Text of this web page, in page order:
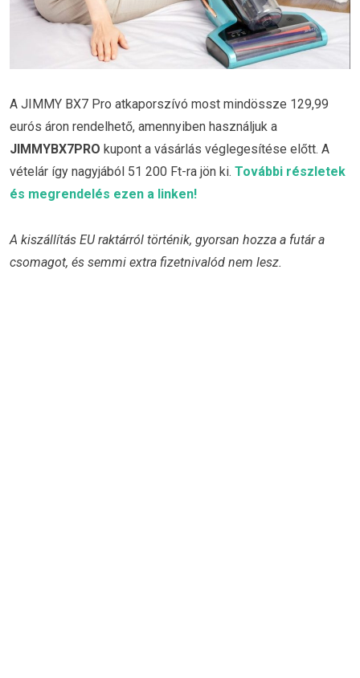
A JIMMY BX7 Pro atkaporszívó most mindössze 129,99
eurós áron rendelhető, amennyiben használjuk a
JIMMYBX7PRO kupont a vásárlás véglegesítése előtt. A
vételár így nagyjából 51 200 Ft-ra jön ki. További részletek
és megrendelés ezen a linken!
A kiszállítás EU raktárról történik, gyorsan hozza a futár a
csomagot, és semmi extra fizetnivalód nem lesz.